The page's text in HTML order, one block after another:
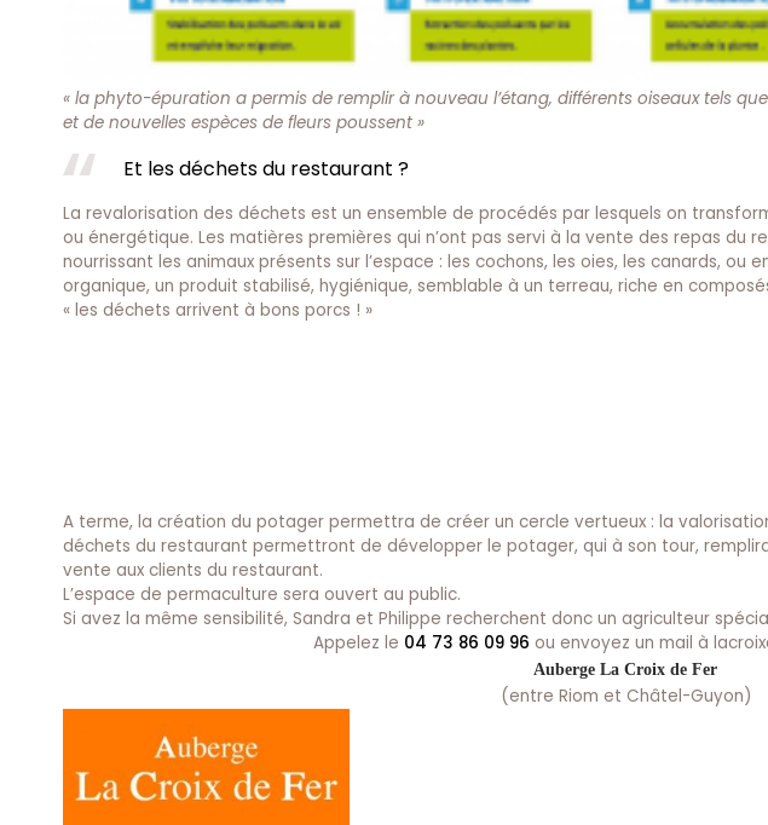
« la phyto-épuration a permis de remplir à nouveau l’étang, différents oiseaux tels
et de nouvelles espèces de fleurs poussent »
Et les déchets du restaurant ?
La revalorisation des déchets est un ensemble de procédés par lesquels on
ou énergétique. Les matières premières qui n’ont pas servi à la vente des repas du
nourrissant les animaux présents sur l’espace : les cochons, les oies, les canards, ou
organique, un produit stabilisé, hygiénique, semblable à un terreau, riche en
« les déchets arrivent à bons porcs ! »
A terme, la création du potager permettra de créer un cercle vertueux : la
déchets du restaurant permettront de développer le potager, qui à son tour,
vente aux clients du restaurant.
L’espace de permaculture sera ouvert au public.
Si avez la même sensibilité, Sandra et Philippe recherchent donc un agriculteur
Appelez le 04 73 86 09 96 ou envoyez un mail à
Auberge La Croix de Fer
(entre Riom et Châtel-Guyon)